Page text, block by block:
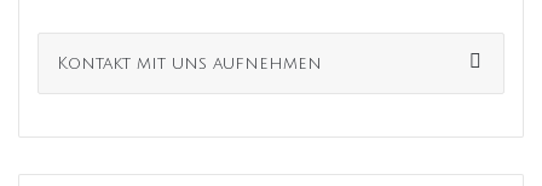
Kontakt mit uns aufnehmen